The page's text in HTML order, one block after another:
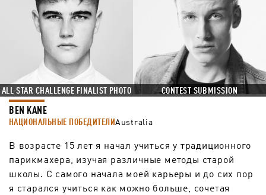
ALL-STAR CHALLENGE FINALIST PHOTO CONTEST SUBMISSION
BEN KANE
НАЦИОНАЛЬНЫЕ ПОБЕДИТЕЛИAustralia
В возрасте 15 лет я начал учиться у традиционного
парикмахера, изучая различные методы старой
школы. С самого начала моей карьеры и до сих пор
я старался учиться как можно больше, сочетая